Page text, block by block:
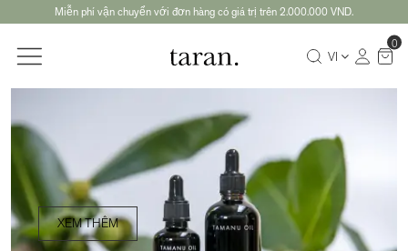
Miễn phí vận chuyển với đơn hàng có giá trị trên 2.000.000 VND.
VI
0
XEM THÊM